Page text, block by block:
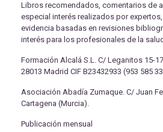
Libros recomendados, comentarios de
especial interés realizados por
evidencia basadas en revisiones
interés para los profesionales de la
Formación Alcalá S.L. C/ Leganitos 15-
28013 Madrid CIF B23432933 (953 585
Asociación Abadía Zumaque. C/ Juan
Cartagena (Murcia).
Publicación mensual